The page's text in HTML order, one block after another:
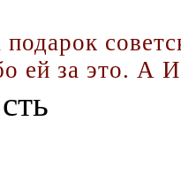
подарок
ей за это. А